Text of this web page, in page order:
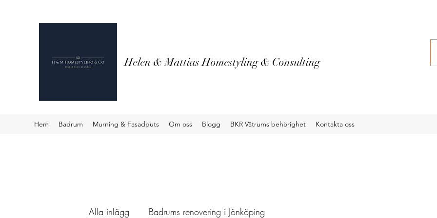
Helen & Mattias Homestyling & Consulting
Hem Badrum Murning & Fasadputs Om oss Blogg BKR Våtrums behörighet Kontakta oss
Alla inlägg Badrums renovering i Jönköping